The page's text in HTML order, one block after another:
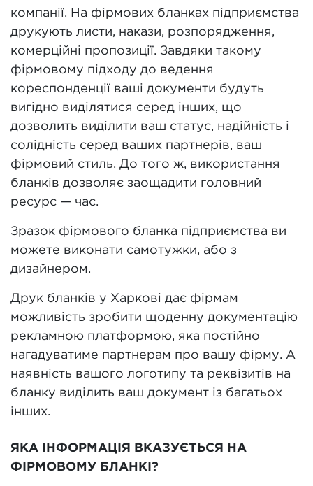
компанії. На фірмових бланках підприємства
друкують листи, накази, розпорядження,
комерційні пропозиції. Завдяки такому
фірмовому підходу до ведення
кореспонденції ваші документи будуть
вигідно виділятися серед інших, що
дозволить виділити ваш статус, надійність і
солідність серед ваших партнерів, ваш
фірмовий стиль. До того ж, використання
бланків дозволяє заощадити головний
ресурс — час.
Зразок фірмового бланка підприємства ви
можете виконати самотужки, або з
дизайнером.
Друк бланків у Харкові дає фірмам
можливість зробити щоденну документацію
рекламною платформою, яка постійно
нагадуватиме партнерам про вашу фірму. А
наявність вашого логотипу та реквізитів на
бланку виділить ваш документ із багатьох
інших.
ЯКА ІНФОРМАЦІЯ ВКАЗУЄТЬСЯ НА
ФІРМОВОМУ БЛАНКІ?